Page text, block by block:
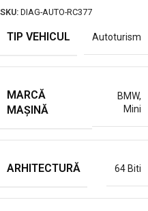
SKU: DIAG-AUTO-RC377
TIP VEHICUL Autoturism
MARCĂ
MAȘINĂ
BMW,
Mini
ARHITECTURĂ 64 Biti